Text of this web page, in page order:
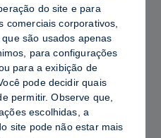
do site e para
comerciais corporativos,
são usados ​​apenas
para configurações
para a exibição de
pode decidir quais
permitir. Observe que,
escolhidas, a
site pode não estar mais